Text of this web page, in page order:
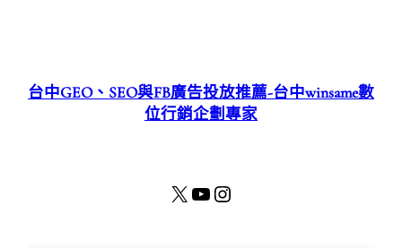
台中GEO、SEO與FB廣告投放推薦-台中winsame數
位行銷企劃專家
X YouTube Instagram